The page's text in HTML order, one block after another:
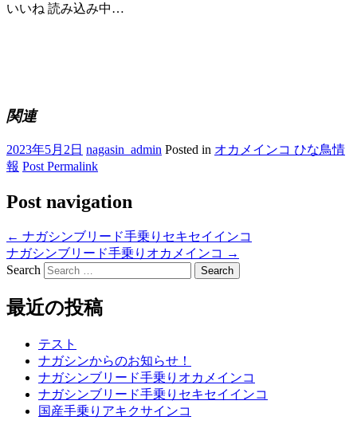
いいね 読み込み中…
関連
2023年5月2日 nagasin_admin Posted in オカメインコ ひな鳥情
報 Post Permalink
Post navigation
← ナガシンブリード手乗りセキセイインコ
ナガシンブリード手乗りオカメインコ →
Search
最近の投稿
テスト
ナガシンからのお知らせ！
ナガシンブリード手乗りオカメインコ
ナガシンブリード手乗りセキセイインコ
国産手乗りアキクサインコ